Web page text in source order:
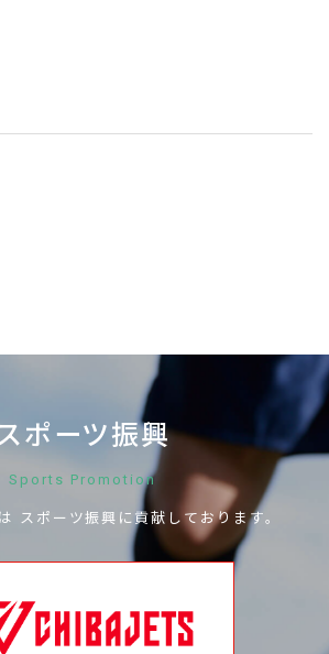
ポーツ振興
Sports Promotion
スポーツ振興に貢献しております。